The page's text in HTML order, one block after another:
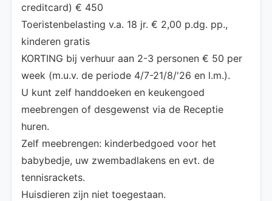
creditcard) € 450
Toeristenbelasting v.a. 18 jr. € 2,00 p.dg. pp.,
kinderen gratis
KORTING bij verhuur aan 2-3 personen € 50 per
week (m.u.v. de periode 4/7-21/8/'26 en l.m.).
U kunt zelf handdoeken en keukengoed
meebrengen of desgewenst via de Receptie
huren.
Zelf meebrengen: kinderbedgoed voor het
babybedje, uw zwembadlakens en evt. de
tennisrackets.
Huisdieren zijn niet toegestaan.